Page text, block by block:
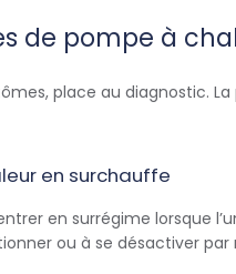
de pompe à
place au diagnostic.
en surchauffe
en surrégime lorsque
ou à se désactiver par